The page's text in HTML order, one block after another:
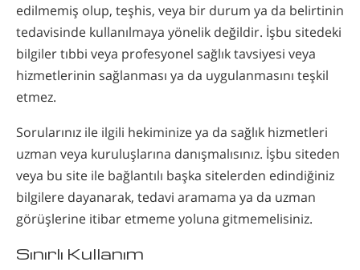
edilmemiş olup, teşhis, veya bir durum ya da belirtinin
tedavisinde kullanılmaya yönelik değildir. İşbu sitedeki
bilgiler tıbbi veya profesyonel sağlık tavsiyesi veya
hizmetlerinin sağlanması ya da uygulanmasını teşkil
etmez.
Sorularınız ile ilgili hekiminize ya da sağlık hizmetleri
uzman veya kuruluşlarına danışmalısınız. İşbu siteden
veya bu site ile bağlantılı başka sitelerden edindiğiniz
bilgilere dayanarak, tedavi aramama ya da uzman
görüşlerine itibar etmeme yoluna gitmemelisiniz.
Sınırlı Kullanım